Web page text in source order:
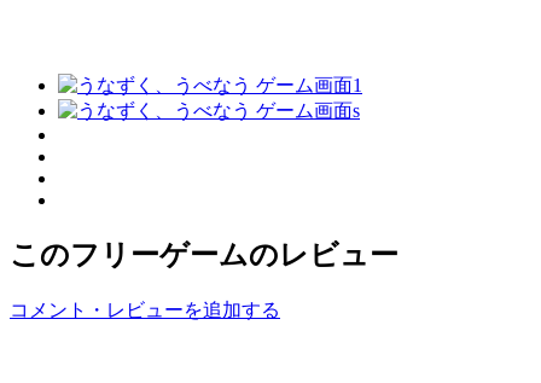
このフリーゲームのレビュー
コメント・レビューを追加する